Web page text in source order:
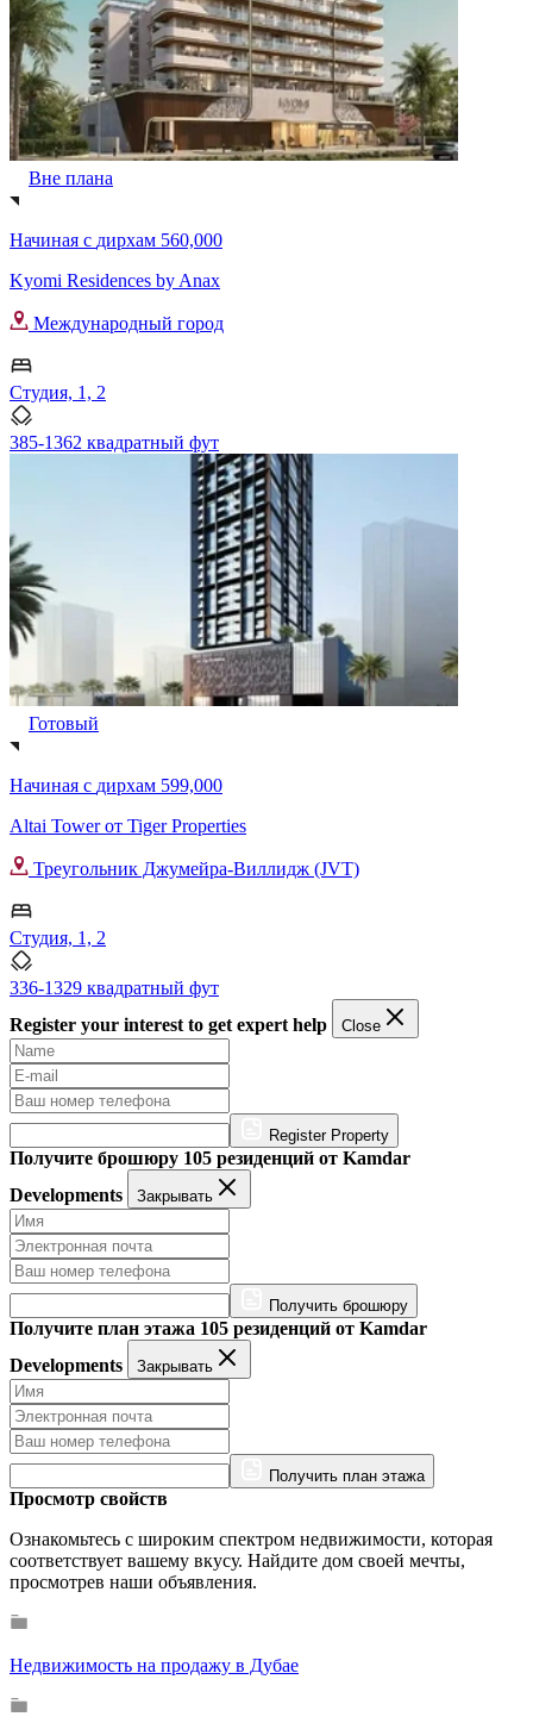
Вне плана
Начиная с дирхам 560,000
Kyomi Residences by Anax
Международный город
Студия, 1, 2
385-1362 квадратный фут
Готовый
Начиная с дирхам 599,000
Altai Tower от Tiger Properties
Треугольник Джумейра-Виллидж (JVT)
Студия, 1, 2
336-1329 квадратный фут
Register your interest to get expert help
Close
Register Property
Получите брошюру 105 резиденций от Kamdar
Developments
Закрывать
Получить брошюру
Получите план этажа 105 резиденций от Kamdar
Developments
Закрывать
Получить план этажа
Просмотр свойств
Ознакомьтесь с широким спектром недвижимости, которая
соответствует вашему вкусу. Найдите дом своей мечты,
просмотрев наши объявления.
Недвижимость на продажу в Дубае